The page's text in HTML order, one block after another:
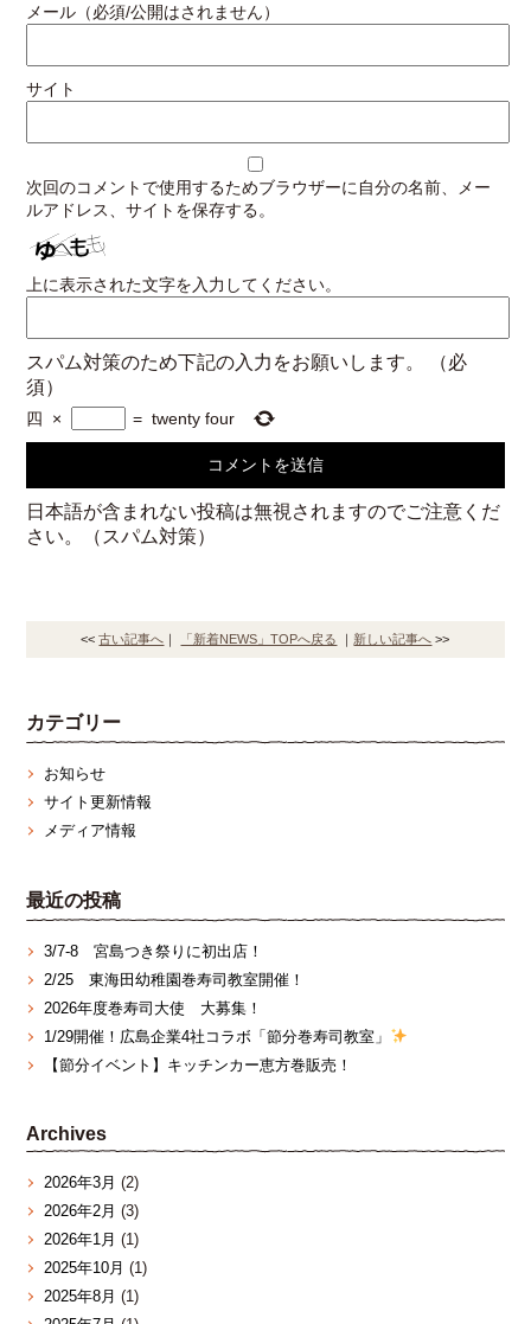
メール（必須/公開はされません）
サイト
次回のコメントで使用するためブラウザーに自分の名前、メー
ルアドレス、サイトを保存する。
上に表示された文字を入力してください。
スパム対策のため下記の入力をお願いします。
（必
須）
四 × = twenty four
日本語が含まれない投稿は無視されますのでご注意くだ
さい。（スパム対策）
<<古い記事へ ｜ 「新着NEWS」TOPへ戻る ｜ 新しい記事へ >>
カテゴリー
お知らせ
サイト更新情報
メディア情報
最近の投稿
3/7‐8 宮島つき祭りに初出店！
2/25 東海田幼稚園巻寿司教室開催！
2026年度巻寿司大使 大募集！
1/29開催！広島企業4社コラボ「節分巻寿司教室」
【節分イベント】キッチンカー恵方巻販売！
Archives
2026年3月 (2)
2026年2月 (3)
2026年1月 (1)
2025年10月 (1)
2025年8月 (1)